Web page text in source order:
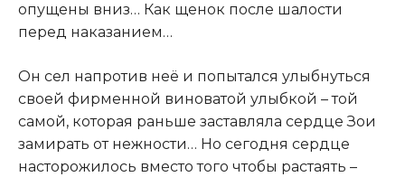
опущены вниз… Как щенок после шалости
перед наказанием…
Он сел напротив неё и попытался улыбнуться
своей фирменной виноватой улыбкой – той
самой, которая раньше заставляла сердце Зои
замирать от нежности… Но сегодня сердце
насторожилось вместо того чтобы растаять –